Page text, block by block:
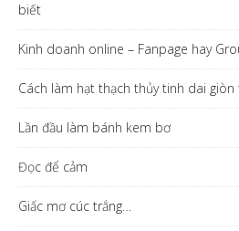
biết
Kinh doanh online – Fanpage hay
Cách làm hạt thạch thủy tinh dai giòn
Lần đầu làm bánh kem bơ
Đọc để cảm
Giấc mơ cúc trắng…